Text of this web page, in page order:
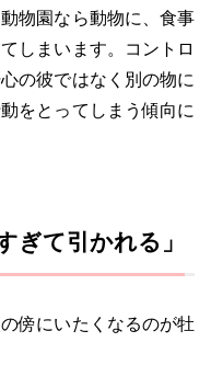
物園なら動物に、食事
しまいます。コントロ
の彼ではなく別の物に
をとってしまう傾向に
ぎて引かれる」
傍にいたくなるのが牡